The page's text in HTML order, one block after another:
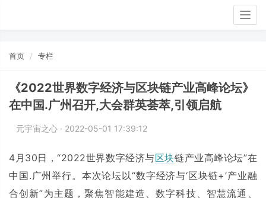
首页 专栏
《2022世界数字经济与区块链产业高峰论坛》
在中国.广州召开,大会群英荟萃,引领启航
元宇宙之心 · 2022-05-01 17:39:12
4月30日，“2022世界数字经济与区块链产业高峰论坛”在
中国.广州举行。本次论坛以“数字经济与‘区块链+’产业融
合创新”为主题，聚焦智能建造、数字科技、智慧流通、